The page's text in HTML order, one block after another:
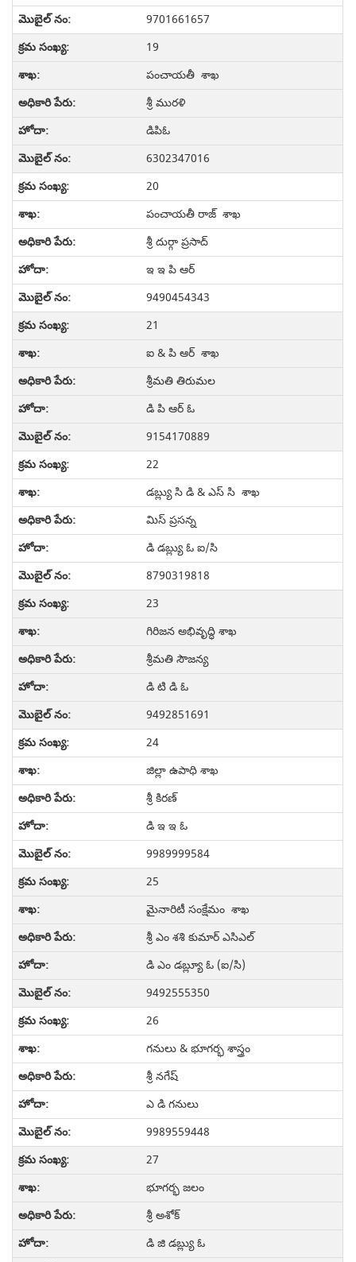
9701661657
19
పంచాయతీ శాఖ
శ్రీ మురళి
డిపిఓ
6302347016
20
పంచాయతీ రాజ్ శాఖ
శ్రీ దుర్గా ప్రసాద్
ఇ ఇ పి ఆర్
9490454343
21
ఐ & పి ఆర్ శాఖ
శ్రీమతి తిరుమల
డి పి ఆర్ ఓ
9154170889
22
డబ్ల్యు సి డి & ఎస్ సి శాఖ
మిస్ ప్రసన్న
డి డబ్ల్యు ఓ ఐ/సి
8790319818
23
గిరిజన అభివృద్ధి శాఖ
శ్రీమతి సౌజన్య
డి టి డి ఓ
9492851691
24
జిల్లా ఉపాధి శాఖ
శ్రీ కిరణ్
డి ఇ ఇ ఓ
9989999584
25
మైనారిటీ సంక్షేమం శాఖ
శ్రీ ఎం శశి కుమార్ ఎసిఎల్
డి ఎం డబ్ల్యూ ఓ (ఐ/సి)
9492555350
26
గనులు & భూగర్భ శాస్త్రం
శ్రీ నగేష్
ఎ డి గనులు
9989559448
27
భూగర్భ జలం
శ్రీ అశోక్
డి జి డబ్ల్యు ఓ